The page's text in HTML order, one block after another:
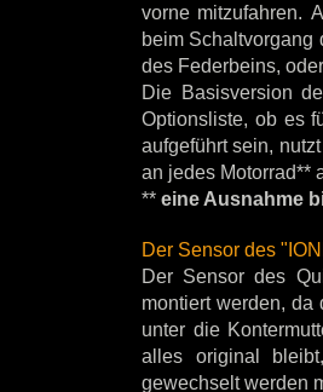
vorne mitzufahren.
beim Schaltvorgang
des Federbeins,
Die Basisversion
Optionsliste, ob es
aufgeführt sein,
an jedes Motorrad**
** eine Ausnahme
Der Sensor des
Der Sensor des
montiert werden,
unter die
alles original
gewechselt werden